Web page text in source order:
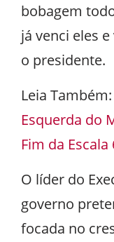
bobagem
já venci eles
o presidente.
Leia Também:
Esquerda do
Fim da Escala
O líder do
governo
focada no